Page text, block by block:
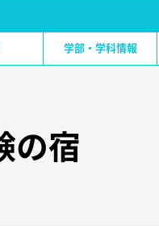
学部・学科情報
の宿